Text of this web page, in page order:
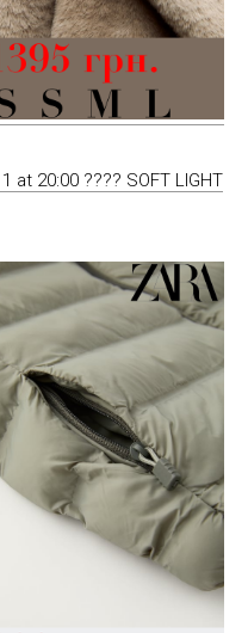
at 20:00 ???? SOFT LIGHT